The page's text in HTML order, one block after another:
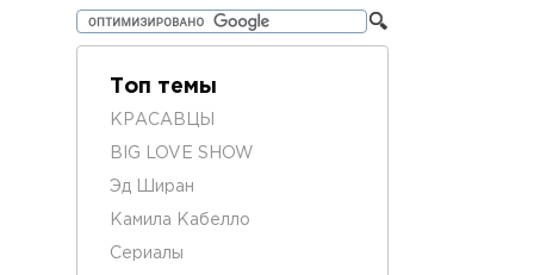
Топ темы
КРАСАВЦЫ
BIG LOVE SHOW
Эд Ширан
Камила Кабелло
Сериалы